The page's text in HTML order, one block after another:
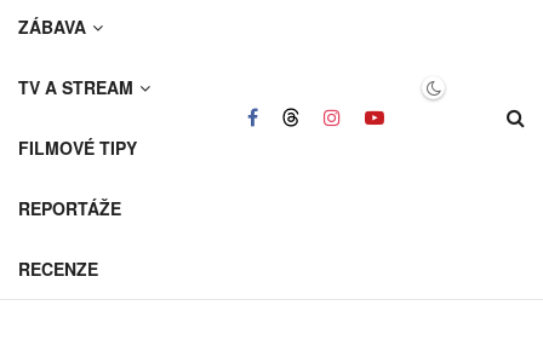
ZÁBAVA
TV A STREAM
FILMOVÉ TIPY
REPORTÁŽE
RECENZE